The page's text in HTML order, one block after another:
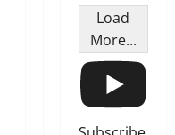
Load
More...